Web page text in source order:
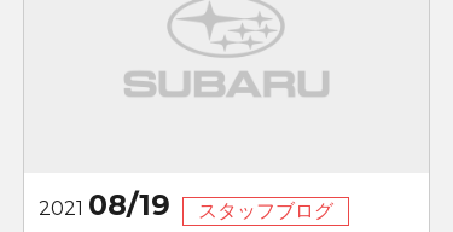
2021 08/19
スタッフブログ